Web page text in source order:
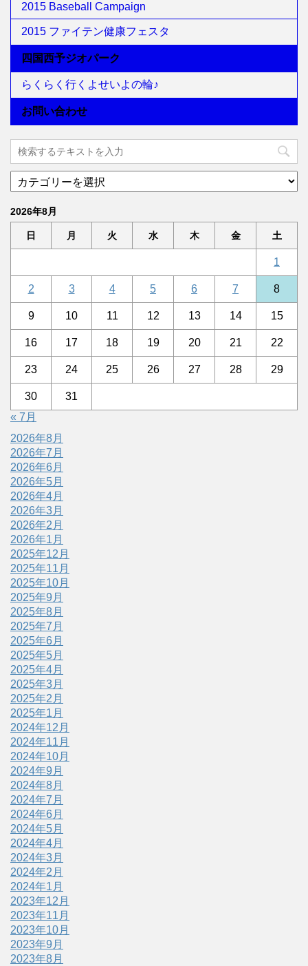
2015 Baseball Campaign
2015 ファイテン健康フェスタ
四国西予ジオパーク
らくらく行くよせいよの輪♪
お問い合わせ
2026年8月
日 月 火 水 木 金 土
1
2 3 4 5 6 7 8
9 10 11 12 13 14 15
16 17 18 19 20 21 22
23 24 25 26 27 28 29
30
31
« 7月
2026年8月
2026年7月
2026年6月
2026年5月
2026年4月
2026年3月
2026年2月
2026年1月
2025年12月
2025年11月
2025年10月
2025年9月
2025年8月
2025年7月
2025年6月
2025年5月
2025年4月
2025年3月
2025年2月
2025年1月
2024年12月
2024年11月
2024年10月
2024年9月
2024年8月
2024年7月
2024年6月
2024年5月
2024年4月
2024年3月
2024年2月
2024年1月
2023年12月
2023年11月
2023年10月
2023年9月
2023年8月